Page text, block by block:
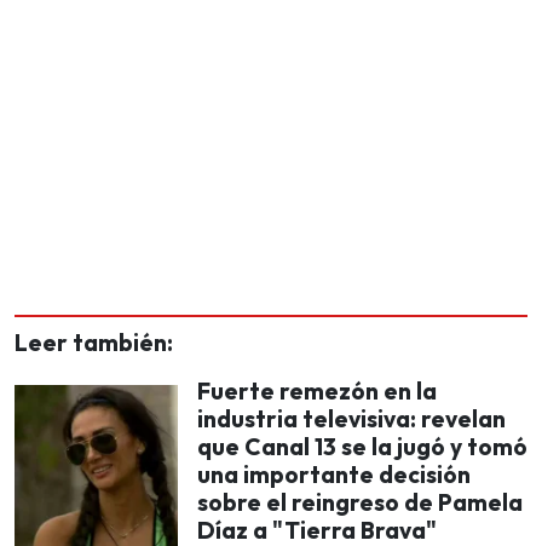
Leer también:
Fuerte remezón en la
industria televisiva: revelan
que Canal 13 se la jugó y tomó
una importante decisión
sobre el reingreso de Pamela
Díaz a "Tierra Brava"